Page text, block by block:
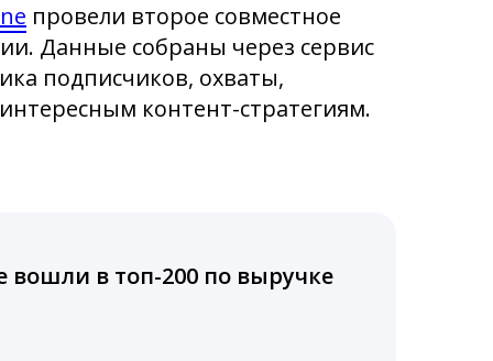
провели второе совместное
Данные собраны через сервис
подписчиков, охваты,
контент-стратегиям.
в топ-200 по выручке